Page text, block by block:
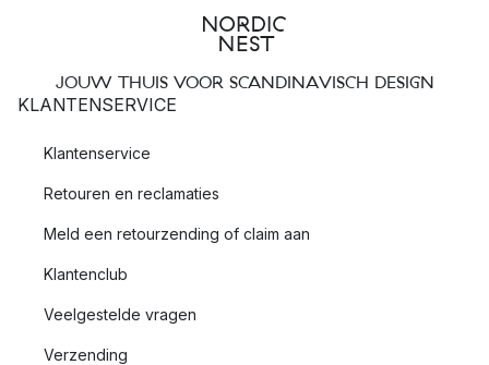
JOUW THUIS VOOR SCANDINAVISCH DESIGN
KLANTENSERVICE
Klantenservice
Retouren en reclamaties
Meld een retourzending of claim aan
Klantenclub
Veelgestelde vragen
Verzending